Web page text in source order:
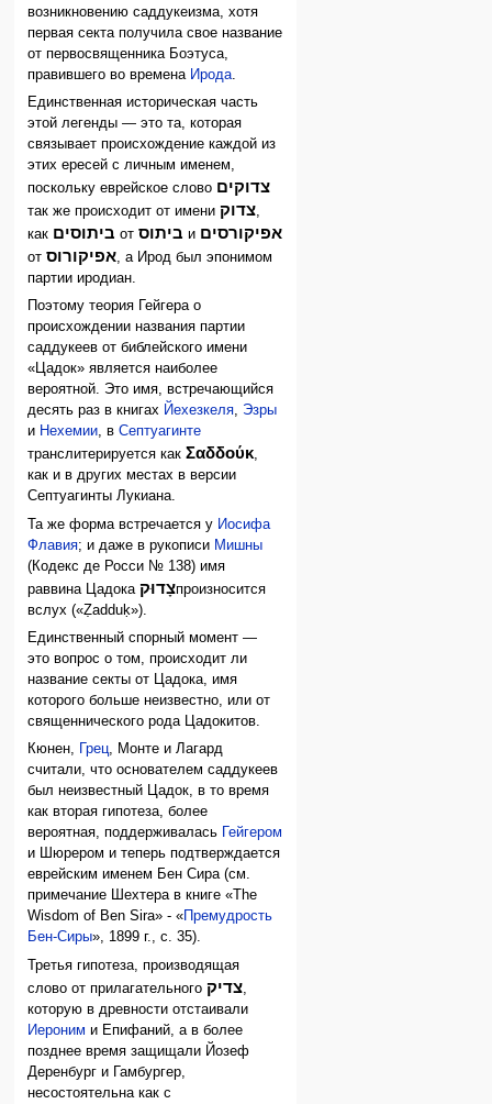
возникновению саддукеизма, хотя
первая секта получила свое название
от первосвященника Боэтуса,
правившего во времена Ирода
Единственная историческая часть
этой легенды — это та, которая
связывает происхождение каждой из
этих ересей с личным именем,
поскольку еврейское слово צדוקים
так же происходит от имениצדוק,
как ביתוסים отביתוס и אפיקורסים
отאפיקורוס, а Ирод был эпонимом
партии иродиан.
Поэтому теория Гейгера о
происхождении названия партии
саддукеев от библейского имени
«Цадок» является наиболее
вероятной. Это имя, встречающийся
десять раз в книгах Йехезкеля, Эзры
и Нехемии, вСептуагинте
транслитерируется какΣαδδούκ,
как и в других местах в версии
Септуагинты Лукиана.
Та же форма встречается у Иосифа
Флавия; и даже в рукописи Мишны
(Кодекс де Росси № 138) имя
раввина Цадокаצָדוּקпроизносится
вслух («Ẓadduḳ»).
Единственный спорный момент —
это вопрос о том, происходит ли
название секты от Цадока, имя
которого больше неизвестно, или от
священнического рода Цадокитов.
Кюнен,
Грец, Монте и Лагард
считали, что основателем саддукеев
был неизвестный Цадок, в то время
как вторая гипотеза, более
вероятная, поддерживалась
Гейгером
и Шюрером и теперь подтверждается
еврейским именем Бен Сира (см.
примечание Шехтера в книге «The
Wisdom of Ben Sira» - « Премудрость
Бен-Сиры», 1899 г., с. 35).
Третья гипотеза, производящая
слово от прилагательногоצדיק,
которую в древности отстаивали
Иероним и Епифаний, а в более
позднее время защищали Йозеф
Деренбург и Гамбургер,
несостоятельна как с